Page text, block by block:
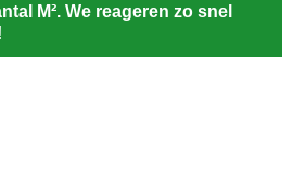
M². We reageren zo snel